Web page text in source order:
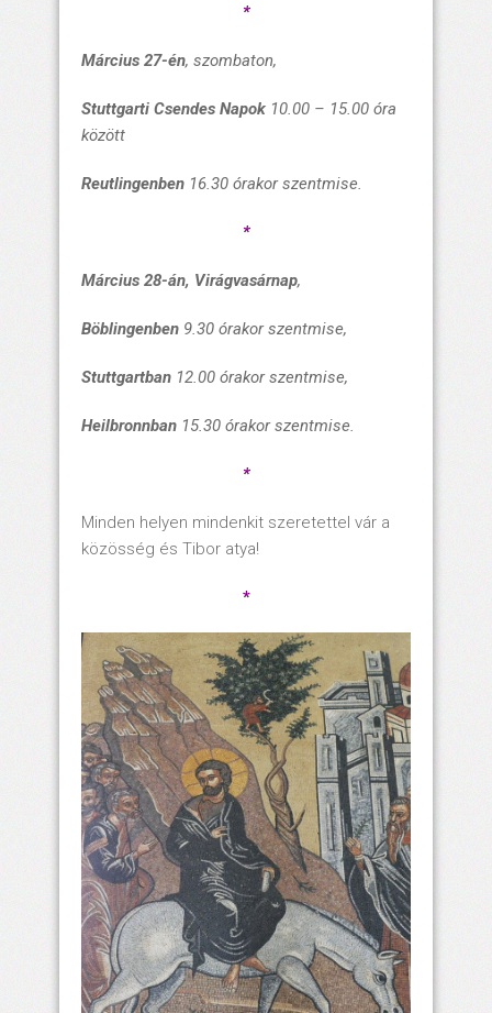
*
Március 27-én, szombaton,
Stuttgarti Csendes Napok 10.00 – 15.00 óra
között
Reutlingenben 16.30 órakorszentmise.
*
Március 28-án, Virágvasárnap,
Böblingenben 9.30 órakorszentmise,
Stuttgartban 12.00 órakorszentmise,
Heilbronnban 15.30 órakorszentmise.
*
Minden helyen mindenkit szeretettel vár a
közösség és Tibor atya!
*